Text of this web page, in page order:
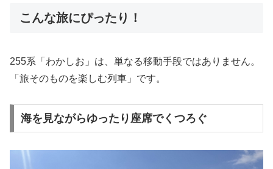
こんな旅にぴったり！
255系「わかしお」は、単なる移動手段ではありません。
「旅そのものを楽しむ列車」です。
海を見ながらゆったり座席でくつろぐ